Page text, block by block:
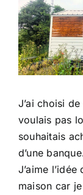
J’ai choisi
voulais pas
souhaitais
d’une
J’aime
maison car